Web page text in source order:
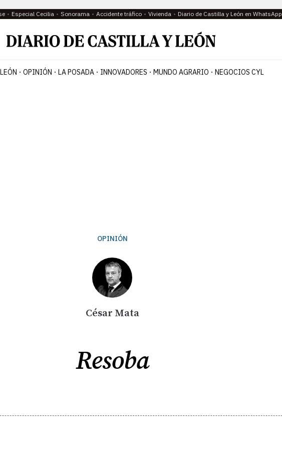
Especial Cecilia Sonorama Accidente tráfico Vivienda Diario de Castilla y León en WhatsApp
OPINIÓN LA POSADA INNOVADORES MUNDO AGRARIO NEGOCIOS CYL
OPINIÓN
César Mata
Resoba